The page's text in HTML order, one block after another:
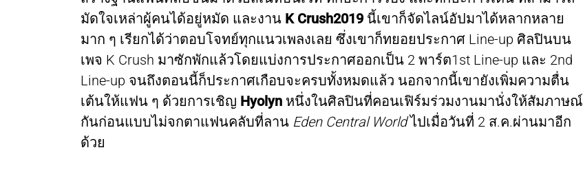
มัดใจเหล่าผู้คนได้อยู่หมัด และงาน K Crush2019 นี้เขาก็จัดไลน์อัปมาได้หลากหลาย
มาก ๆ เรียกได้ว่าตอบโจทย์ทุกแนวเพลงเลย ซึ่งเขาก็ทยอยประกาศ Line-up ศิลปินบน
เพจ K Crush มาซักพักแล้วโดยแบ่งการประกาศออกเป็น 2 พาร์ต1st Line-up และ 2nd
Line-up จนถึงตอนนี้ก็ประกาศเกือบจะครบทั้งหมดแล้ว นอกจากนี้เขายังเพิ่มความตื่น
เต้นให้แฟน ๆ ด้วยการเชิญ Hyolyn หนึ่งในศิลปินที่คอนเฟิร์มร่วมงานมานั่งให้สัมภาษณ์
กันก่อนแบบไม่จกตาแฟนคลับที่ลาน Eden Central Worldไปเมื่อวันที่ 2 ส.ค.ผ่านมาอีก
ด้วย